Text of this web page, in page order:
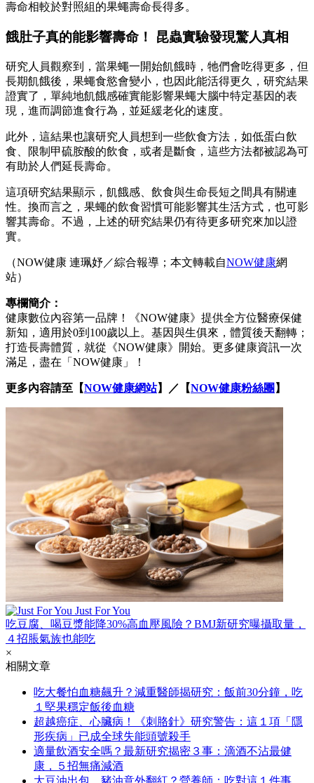
壽命相較於對照組的果蠅壽命長得多。
餓肚子真的能影響壽命！ 昆蟲實驗發現驚人真相
研究人員觀察到，當果蠅一開始飢餓時，牠們會吃得更多，但
長期飢餓後，果蠅食慾會變小，也因此能活得更久，研究結果
證實了，單純地飢餓感確實能影響果蠅大腦中特定基因的表
現，進而調節進食行為，並延緩老化的速度。
此外，這結果也讓研究人員想到一些飲食方法，如低蛋白飲
食、限制甲硫胺酸的飲食，或者是斷食，這些方法都被認為可
有助於人們延長壽命。
這項研究結果顯示，飢餓感、飲食與生命長短之間具有關連
性。換而言之，果蠅的飲食習慣可能影響其生活方式，也可影
響其壽命。不過，上述的研究結果仍有待更多研究來加以證
實。
（NOW健康 連珮妤／綜合報導；本文轉載自NOW健康網
站）
專欄簡介：
健康數位內容第一品牌！《NOW健康》提供全方位醫療保健
新知，適用於0到100歲以上。基因與生俱來，體質後天翻轉；
打造長壽體質，就從《NOW健康》開始。更多健康資訊一次
滿足，盡在「NOW健康」！
更多內容請至【NOW健康網站】／【NOW健康粉絲團 】
Just For You
吃豆腐、喝豆漿能降30%高血壓風險？BMJ新研究曝攝取量，
４招脹氣族也能吃
×
相關文章
吃大餐怕血糖飆升？減重醫師揭研究：飯前30分鐘，吃
１堅果穩定飯後血糖
超越癌症、心臟病！《刺胳針》研究警告：這１項「隱
形疾病」已成全球失能頭號殺手
適量飲酒安全嗎？最新研究揭密３事：滴酒不沾最健
康，５招無痛減酒
大豆油出包，豬油意外翻紅？營養師：吃對這１件事，